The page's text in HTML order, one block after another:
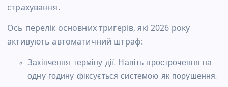
страхування.
Ось перелік основних тригерів, які 2026 року
активують автоматичний штраф:
Закінчення терміну дії. Навіть прострочення на
одну годину фіксується системою як порушення.